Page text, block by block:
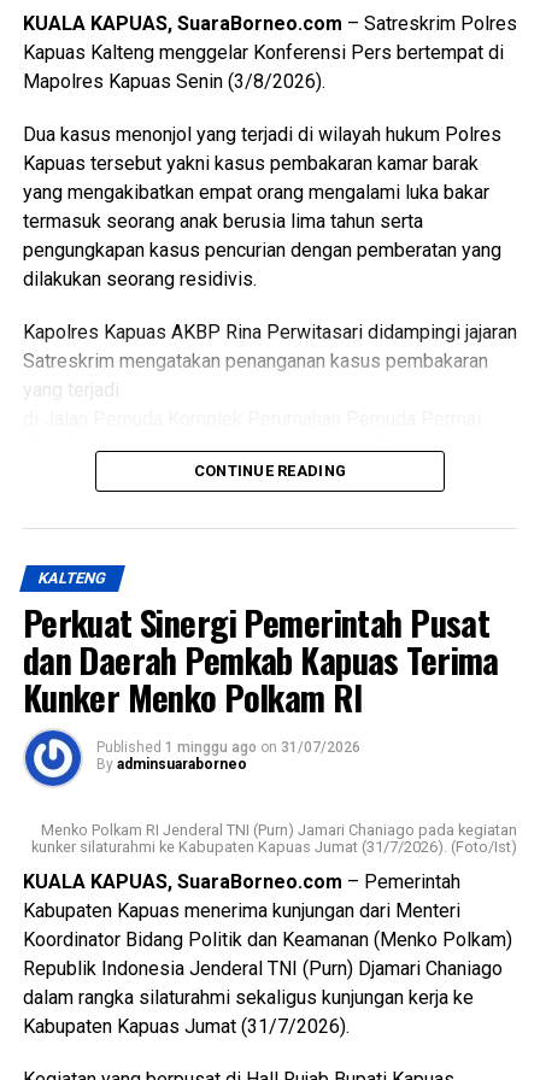
Bidang SPM memerlukan kolaborasi seluruh pihak mulai
dari pemerintah daerah pemerintah kecamatan pemerintah
desa tenaga kesehatan kader Posyandu hingga
“Oleh karena itu sinergi lintas sektor menjadi kunci agar
berbagai persoalan kesehatan dan sosial dapat dideteksi
sejak dini serta ditangani secara cepat dan tepat, ” katanya.
Lebih lanjut ia mengatakan melalui kegiatan tersebut Tim
Pembina Posyandu Kabupaten Kapuas juga memperkuat
koordinasi.
“Dalam hal ini dengan pemerintah kecamatan pemerintah
kelompok rentan dapat dilakukan secara
berkesinambungan,” ujarnya.
Views: 25
Bagikan ke
WhatsApp 0 Facebook 0
Messenger
KUALA KAPUAS, SuaraBorneo.com – Satreskrim Polres
Kapuas Kalteng menggelar Konferensi Pers bertempat di
Mapolres Kapuas Senin (3/8/2026).
Dua kasus menonjol yang terjadi di wilayah hukum Polres
Kapuas tersebut yakni kasus pembakaran kamar barak
yang mengakibatkan empat orang mengalami luka bakar
termasuk seorang anak berusia lima tahun serta
pengungkapan kasus pencurian dengan pemberatan yang
dilakukan seorang residivis.
Kapolres Kapuas AKBP Rina Perwitasari didampingi jajaran
Satreskrim mengatakan penanganan kasus pembakaran
yang terjadi
Blok F Kelurahan Selat Dalam Kecamatan Selat.
setelah diduga sengaja membakar kamar barak tempat
Kapolres mengatakan kasus tersebut ditangani
berdasarkan Laporan Polisi Nomor
LP/B/32/VII/2026/SPKT/Polres Kapuas/Polda
Kalimantan Tengah tertanggal 20 Juli 2026.
Berdasarkan hasil penyelidikan aksi nekat itu dipicu
pertengkaran antara tersangka dengan kekasihnya Rah
hari dan bahkan disertai ancaman akan membakar kamar
“Malam kejadian tersangka sempat datang ke lokasi dan
berkumpul bersama para korban. Namun usai kembali dari
menonton pertandingan final Piala Dunia ia kembali
mendatangi barak karena kembali terlibat cekcok dengan
korban,” katanya.
CONTINUE READING
KALTENG
Perkuat Sinergi Pemerintah Pusat
dan Daerah Pemkab Kapuas Terima
Kunker Menko Polkam RI
Published 1 minggu ago on 31/07/2026
By adminsuaraborneo
Menko Polkam RI Jenderal TNI (Purn) Jamari Chaniago pada kegiatan
kunker silaturahmi ke Kabupaten Kapuas Jumat (31/7/2026). (Foto/Ist)
KUALA KAPUAS, SuaraBorneo.com – Pemerintah
Kabupaten Kapuas menerima kunjungan dari Menteri
Koordinator Bidang Politik dan Keamanan (Menko Polkam)
Republik Indonesia Jenderal TNI (Purn) Djamari Chaniago
dalam rangka silaturahmi sekaligus kunjungan kerja ke
Kabupaten Kapuas Jumat (31/7/2026).